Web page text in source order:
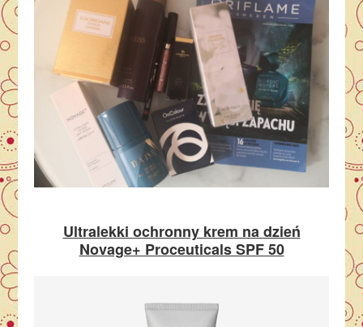
Ultralekki ochronny krem na dzień
Novage+ Proceuticals SPF 50